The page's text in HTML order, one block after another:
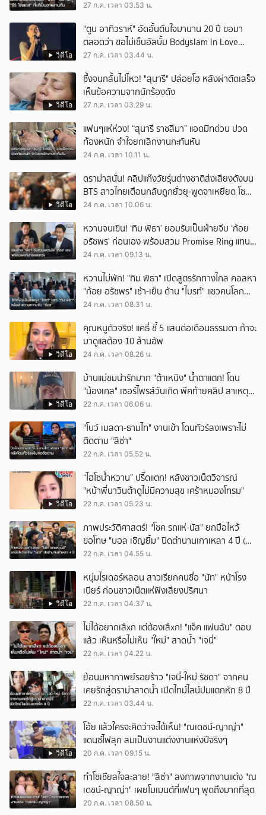
27 ก.ค. เวลา 03.53 น.
วิดีโอ
"ตูน อาทิวราห์" อัดอั้นตันใจมานาน 20 ปี ขอมา
ตลอดว่า ขอไม่เซ็นอัลบั้ม Bodyslam in Love
Vol.1-2 ที่เป็นปกผู้ชายยิ้มแฉ่งสองคน พร้อมเผย
บอกอะไรทางเจ้าตัวเลย
27 ก.ค. เวลา 03.44 น.
วิดีโอ
ซึ้งจนกลั้นไม่ไหว! "สุนารี" ปล่อยโฮ หลังผ่าตัดเสร็จ
เห็นข้อความจากนักร้องดัง
27 ก.ค. เวลา 03.29 น.
แฟนๆแห่ห่วง! “สุนารี ราชสีมา” แอดมิทด่วน ปวด
ท้องหนัก จำใจยกเลิกงานกะทันหัน
24 ก.ค. เวลา 10.11 น.
วิดีโอ
ดราม่าสนั่น! คลิปแก๊งวัยรุ่นต่างชาติส่งเสียงดังบน
BTS สาวไทยเตือนกลับถูกยั่วยุ-พูดจาเหยียด โซ
เชียลวิจารณ์เดือด
24 ก.ค. เวลา 10.06 น.
หวานจนเขิน! ‘ทิม พิธา’ ยอมรับเป็นฝ่ายจีบ ‘ก้อย
อรัชพร’ ก่อนเอง พร้อมสวม Promise Ring แทน
คำมั่นสัญญา
24 ก.ค. เวลา 09.13 น.
หวานไม่พัก! "ทิม พิธา" เปิดสูตรรักทางไกล คอลหา
"ก้อย อรัชพร" เช้า-เย็น ด้าน "ไบรท์" แซวคนโลก
สีชมพู
24 ก.ค. เวลา 08.31 น.
วิดีโอ
คุณหนูตัวจริง! แคธี่ ชี้ 5 แสนต่อเดือนธรรมดา ถ้าจะ
มาดูแลต้อง 10 ล้านอัพ
24 ก.ค. เวลา 08.26 น.
วิดีโอ
บ้านแม่ชมน่ารักมาก "ต้าเหนิง" น้ำตาแตก! โดน
"น้องเกล" เซอร์ไพรส์วันเกิด พีคท้ายคลิป สาเหตุที่
ปีนี้ไม่แย่งพี่เป่าเค้ก
22 ก.ค. เวลา 06.06 น.
"โบว์ เมลดา-ธามไท" งานเข้า โดนทัวร์ลงเพราะไม่
ติดตาม "ลิซ่า"
22 ก.ค. เวลา 05.52 น.
วิดีโอ
“ไฮโซน้ำหวาน” ปรี๊ดแตก! หลังชาวเน็ตวิจารณ์
"หน้าพี่นาวินต้าดูไม่มีความสุข เศร้าหมองโทรม"
22 ก.ค. เวลา 05.23 น.
ภาพประวัติศาสตร์! "โชค รถแห่-นัส" ยกมือไหว้
ขอโทษ "บอล เชิญยิ้ม" ปิดตำนานเกาเหลา 4 ปี (มี
คบิป)
22 ก.ค. เวลา 04.55 น.
วิดีโอ
หนุ่มไรเดอร์หลอน สาวเรียกคนชื่อ "นัท" หน้าโรง
เบียร์ ก่อนชาวเน็ตแห่ฟังเสียงปริศนา
22 ก.ค. เวลา 04.37 น.
ไม่ได้อยากเสืxก แต่ต้องเสืxก! "แจ็ค แฟนฉัน" ตอบ
แล้ว เห็นหรือไม่เห็น "ใหม่" สาดน้ำ "เจนี่"
22 ก.ค. เวลา 04.22 น.
ย้อนมหากาพย์รอยร้าว "เจนี่-ใหม่ รัชดา" จากคน
เคยรักสู่ดราม่าสาดน้ำ เปิดไทม์ไลน์ปมแตกหัก 8 ปี
22 ก.ค. เวลา 03.44 น.
วิดีโอ
โอ้ย แล้วใครจะคิดว่าจะได้เห็น! "ณเดชน์-ญาญ่า"
แดนซ์ไฟลุก สมเป็นงานแต่งงานแห่งปีจริงๆ
20 ก.ค. เวลา 09.15 น.
ทำโซเชียลใจละลาย! "ลิซ่า" ลงภาพจากงานแต่ง "ณ
เดชน์-ญาญ่า" เผยโมเมนต์ที่แฟนๆ พูดถึงมากที่สุด
20 ก.ค. เวลา 08.50 น.